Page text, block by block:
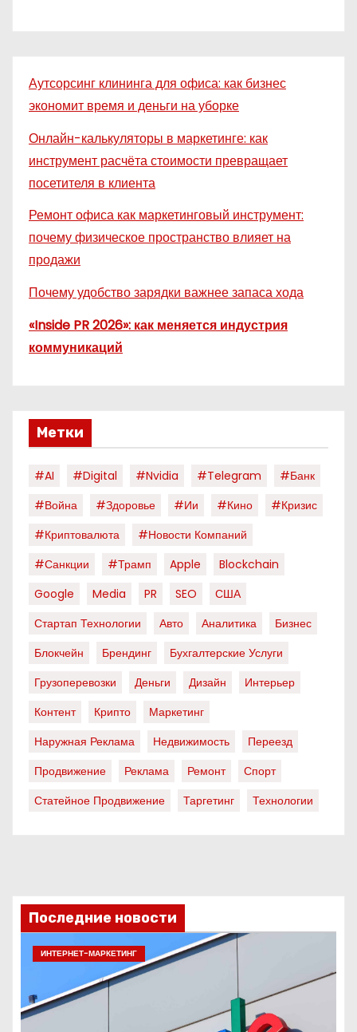
Аутсорсинг клининга для офиса: как бизнес
экономит время и деньги на уборке
Онлайн-калькуляторы в маркетинге: как
инструмент расчёта стоимости превращает
посетителя в клиента
Ремонт офиса как маркетинговый инструмент:
почему физическое пространство влияет на
продажи
Почему удобство зарядки важнее запаса хода
«Inside PR 2026»: как меняется индустрия
коммуникаций
Метки
#AI #digital #nvidia #telegram
#банк
#война
#здоровье #ии #кино
#кризис
#криптовалюта
#новости Компаний
#санкции
#трамп Apple
Blockchain
Google
Media PR SEO
США
Стартап Технологии
Авто Аналитика
Бизнес
Блокчейн
Брендинг
Бухгалтерские Услуги
Грузоперевозки
Деньги Дизайн
Интерьер
Контент
Крипто
Маркетинг
Наружная Реклама
Недвижимость
Переезд
Продвижение
Реклама Ремонт
Спорт
Статейное Продвижение
Таргетинг Технологии
Последние новости
ИНТЕРНЕТ-МАРКЕТИНГ